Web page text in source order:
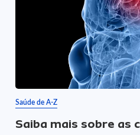
Saúde de A-Z
Saiba mais sobre as